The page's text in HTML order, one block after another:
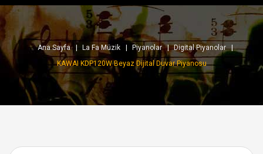
Ana Sayfa La Fa Müzik Piyanolar
Digital Piyanolar
KAWAI KDP120W Beyaz Dijital Duvar Piyanosu